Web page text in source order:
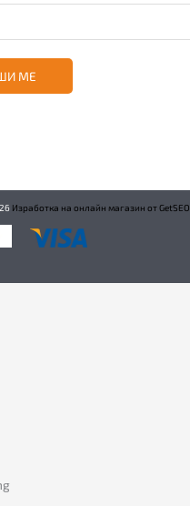
МЕ
Изработка на онлайн магазин от GetSEO